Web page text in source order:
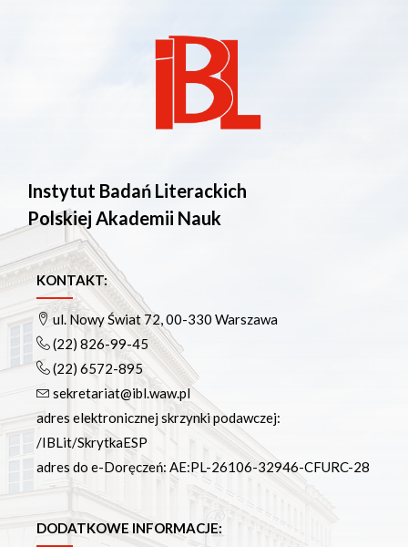
Instytut Badań Literackich
Polskiej Akademii Nauk
KONTAKT:
ul. Nowy Świat 72, 00-330 Warszawa
(22) 826-99-45
(22) 6572-895
sekretariat@ibl.waw.pl
adres elektronicznej skrzynki podawczej:
/IBLit/SkrytkaESP
adres do e-Doręczeń: AE:PL-26106-32946-CFURC-28
DODATKOWE INFORMACJE: